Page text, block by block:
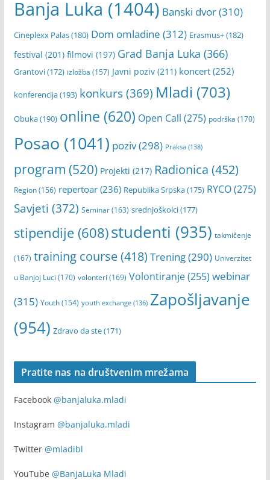
Banja Luka (1404) Banski dvor(310)
Cineplexx Palas(180) Dom omladine (312) Erasmus+(182)
festival (201) filmovi (197) Grad Banja Luka (366)
Grantovi(172) izložba (157) Javni poziv(211) koncert(252)
konferencija(193) konkurs(369) Mladi (703)
Obuka(190) online (620) Open Call (275) podrška (170)
Posao (1041) poziv(298) Praksa(138)
program (520) Projekti (217) Radionica (452)
Region(156) repertoar(236) Republika Srpska(175) RYCO(275)
Savjeti (372) Seminar(163) srednjoškolci(177)
stipendije(608)studenti (935) takmičenje
(167) training course(418) Trening(290) Univerzitet
u Banjoj Luci (170) volonteri (169) Volontiranje(255) webinar
(315) Youth(154) youth exchange(136) Zapošljavanje
(954) Zdravo da ste(171)
Pratite nas na društvenim mrežama
Facebook @banjaluka.mladi
Instagram @banjaluka.mladi
Twitter @mladibl
YouTube @BanjaLuka Mladi